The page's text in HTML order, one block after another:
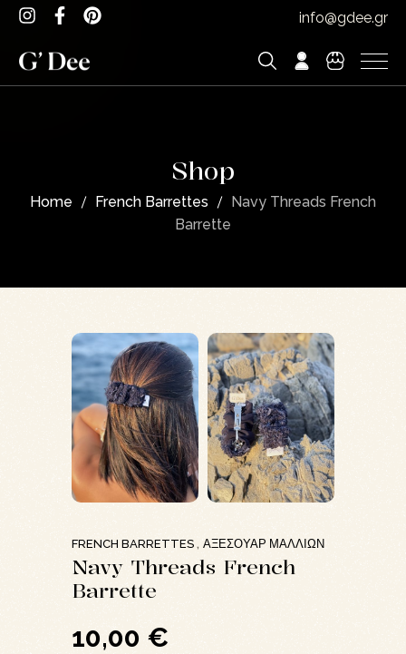
info@gdee.gr
Shop
Home French Barrettes
Navy Threads French
Barrette
FRENCH BARRETTES, ΑΞΕΣΟΥΆΡ ΜΑΛΛΙΏΝ
Navy Threads French
Barrette
10,00 €